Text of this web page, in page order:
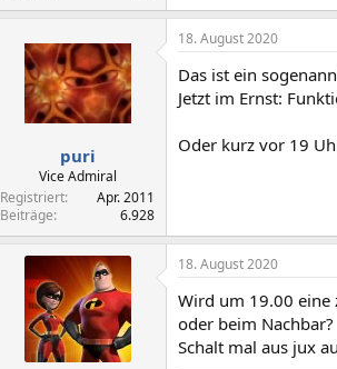
puri
Vice Admiral
Registriert
Apr. 2011
Beiträge
6.928
18. August 2020
Das ist ein
Jetzt im Ernst:
Oder kurz vor 19
18. August 2020
Wird um 19.00 eine
oder beim Nachbar?
Schalt mal aus jux